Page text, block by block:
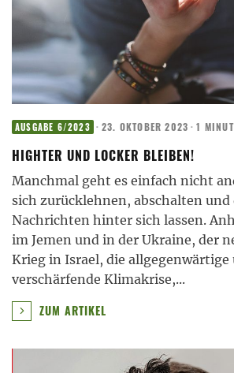
AUSGABE 6/2023 · 23. OKTOBER 2023 · 1
HIGHTER UND LOCKER BLEIBEN!
Manchmal geht es einfach nicht
sich zurücklehnen, abschalten
Nachrichten hinter sich lassen.
im Jemen und in der Ukraine, der
Krieg in Israel, die allgegenwärtige
verschärfende Klimakrise,...
ZUM ARTIKEL